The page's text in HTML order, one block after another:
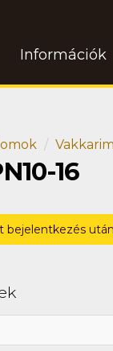
Információk
16
bejelentkezés